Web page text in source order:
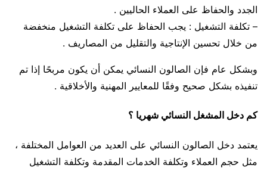
الجدد والحفاظ على العملاء الحاليين .
– تكلفة التشغيل : يجب الحفاظ على تكلفة التشغيل منخفضة
من خلال تحسين الإنتاجية والتقليل من المصاريف .
وبشكل عام فإن الصالون النسائي يمكن أن يكون مربحًا إذا تم
تنفيذه بشكل صحيح وفقًا للمعايير المهنية والأخلاقية .
كم دخل المشغل النسائي شهريا ؟
يعتمد دخل الصالون النسائي على العديد من العوامل المختلفة ،
مثل حجم العملاء وتكلفة الخدمات المقدمة وتكلفة التشغيل